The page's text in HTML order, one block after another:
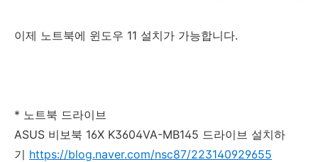
이제 노트북에 윈도우 11 설치가 가능합니다.
* 노트북 드라이브
ASUS 비보북 16X K3604VA-MB145 드라이브 설치하
기 https://blog.naver.com/nsc87/223140929655